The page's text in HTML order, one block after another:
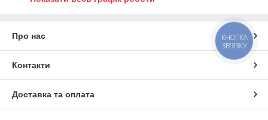
Про нас
Контакти
Доставка та оплата
КНОПКА
ЗВ'ЯЗКУ